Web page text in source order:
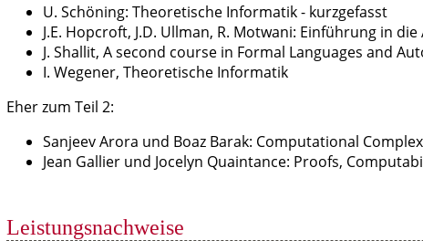
U. Schöning: Theoretische Informatik - kurzgefasst
J.E. Hopcroft, J.D. Ullman, R. Motwani: Einführung in
J. Shallit, A second course in Formal Languages and
I. Wegener, Theoretische Informatik
Eher zum Teil 2:
Sanjeev Arora und Boaz Barak: Computational
Jean Gallier und Jocelyn Quaintance: Proofs,
Leistungsnachweise